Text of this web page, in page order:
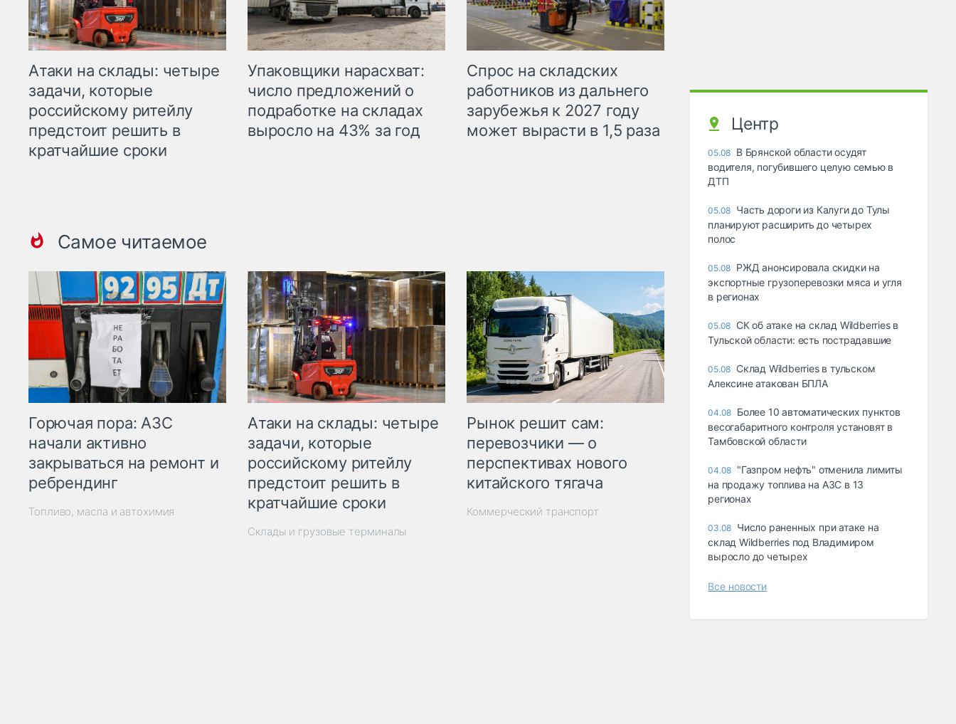
Атаки на склады: четыре
задачи, которые
российскому ритейлу
предстоит решить в
кратчайшие сроки
Упаковщики нарасхват:
число предложений о
подработке на складах
выросло на 43% за год
Спрос на складских
работников из дальнего
зарубежья к 2027 году
может вырасти в 1,5 раза
Самое читаемое
Горючая пора: АЗС
начали активно
закрываться на ремонт и
ребрендинг
Топливо, масла и автохимия
Атаки на склады: четыре
задачи, которые
российскому ритейлу
предстоит решить в
кратчайшие сроки
Склады и грузовые терминалы
Рынок решит сам:
перевозчики — о
перспективах нового
китайского тягача
Коммерческий транспорт
Центр
05.08 В Брянской области осудят
водителя, погубившего целую семью в
ДТП
05.08 Часть дороги из Калуги до Тулы
планируют расширить до четырех
полос
05.08 РЖД анонсировала скидки на
экспортные грузоперевозки мяса и угля
в регионах
05.08 СК об атаке на склад Wildberries в
Тульской области: есть пострадавшие
05.08 Склад Wildberries в тульском
Алексине атакован БПЛА
04.08 Более 10 автоматических пунктов
весогабаритного контроля установят в
Тамбовской области
04.08 "Газпром нефть" отменила лимиты
на продажу топлива на АЗС в 13
регионах
03.08 Число раненных при атаке на
склад Wildberries под Владимиром
выросло до четырех
Все новости